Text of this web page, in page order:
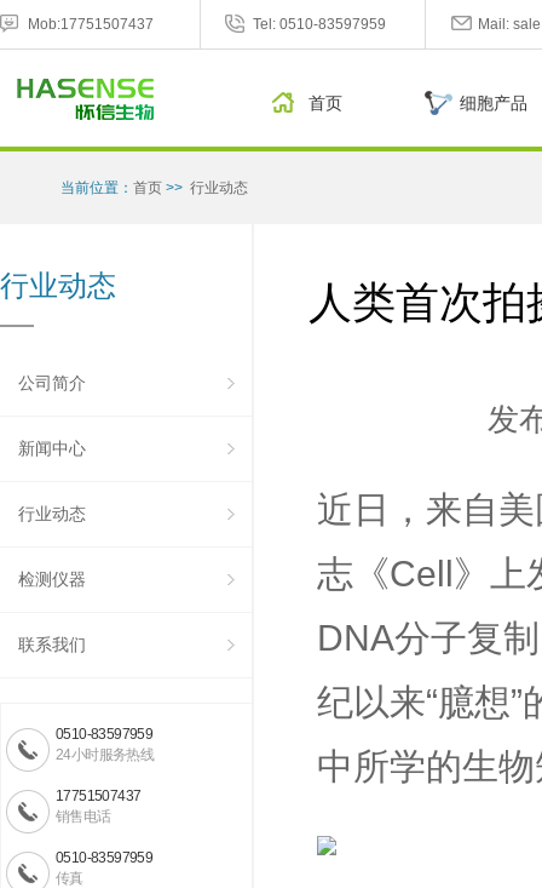
Mob:17751507437 Tel: 0510-83597959 Mail:
首页 细胞产品
当前位置： 首页 >> 行业动态
行业动态
公司简介
新闻中心
行业动态
检测仪器
联系我们
0510-83597959
24小时服务热线
17751507437
销售电话
0510-83597959
传真
人类首次
发
近日，来自
志《Cell》上
DNA分子复
纪以来“臆想
中所学的生